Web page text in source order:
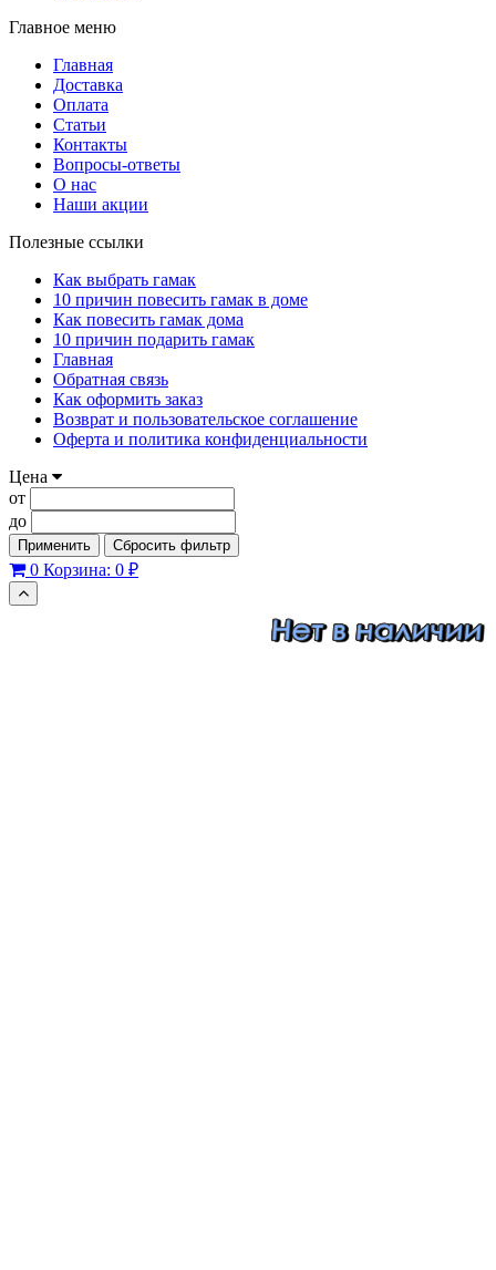
Главное меню
Главная
Доставка
Оплата
Статьи
Контакты
Вопросы-ответы
О нас
Наши акции
Полезные ссылки
Как выбрать гамак
10 причин повесить гамак в доме
Как повесить гамак дома
10 причин подарить гамак
Главная
Обратная связь
Как оформить заказ
Возврат и пользовательское соглашение
Оферта и политика конфиденциальности
Цена
от
до
Применить Сбросить фильтр
0 Корзина: 0 ₽